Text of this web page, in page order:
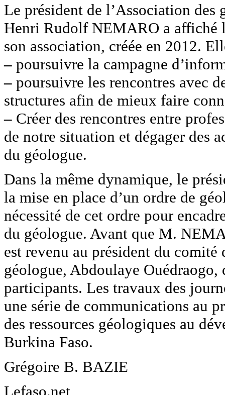
Le président de l’Association
Henri Rudolf NEMARO a affiché
son association, créée en 2012.
– poursuivre la campagne
– poursuivre les rencontres avec
structures afin de mieux faire
– Créer des rencontres entre
de notre situation et dégager des
du géologue.
Dans la même dynamique, le
la mise en place d’un ordre de
nécessité de cet ordre pour
du géologue. Avant que M.
est revenu au président du comité
géologue, Abdoulaye
participants. Les travaux des
une série de communications au
des ressources géologiques au
Burkina Faso.
Grégoire B. BAZIE
Lefaso.net